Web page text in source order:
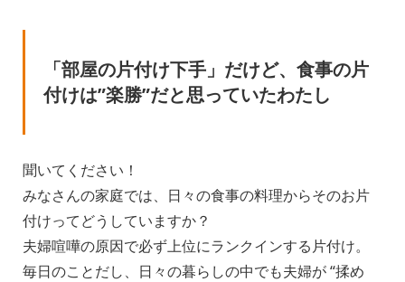
「部屋の片付け下手」だけど、食事の片
付けは”楽勝”だと思っていたわたし
聞いてください！
みなさんの家庭では、日々の食事の料理からそのお片
付けってどうしていますか？
夫婦喧嘩の原因で必ず上位にランクインする片付け。
毎日のことだし、日々の暮らしの中でも夫婦が “揉め